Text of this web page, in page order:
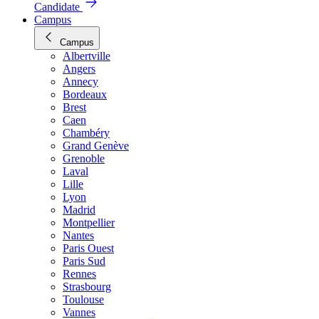
Candidate
Campus
Campus
Albertville
Angers
Annecy
Bordeaux
Brest
Caen
Chambéry
Grand Genève
Grenoble
Laval
Lille
Lyon
Madrid
Montpellier
Nantes
Paris Ouest
Paris Sud
Rennes
Strasbourg
Toulouse
Vannes